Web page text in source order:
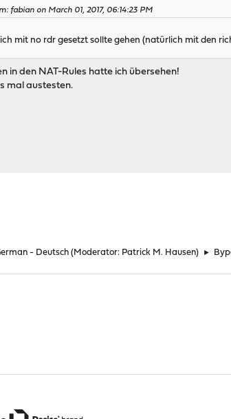
fabian on March 01, 2017, 06:14:23 PM
mit no rdr gesetzt sollte gehen (natürlich mit den
in den NAT-Rules hatte ich übersehen!
mal austesten.
- Deutsch (Moderator: Patrick M. Hausen) ►